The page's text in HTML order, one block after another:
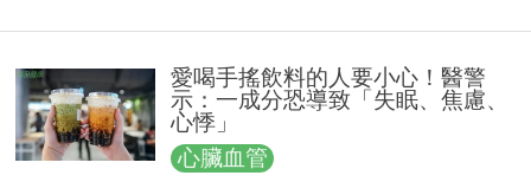
愛喝手搖飲料的人要小心！醫警
示：一成分恐導致「失眠、焦慮、
心悸」
心臟血管